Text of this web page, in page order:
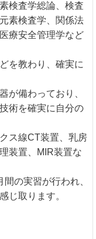
検査学総論、検査
素検査学、関係法
療安全管理学など
を教わり、確実に
が備わっており、
術を確実に自分の
ス線CT装置、乳房
装置、MIR装置な
の実習が行われ、
じ取ります。